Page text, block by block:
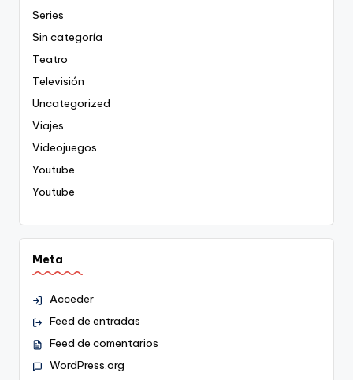
Series
Sin categoría
Teatro
Televisión
Uncategorized
Viajes
Videojuegos
Youtube
Youtube
Meta
Acceder
Feed de entradas
Feed de comentarios
WordPress.org